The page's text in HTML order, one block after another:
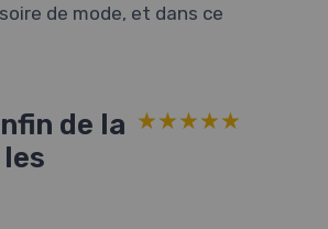
de mode, et dans ce
de la ★★★★★
★★★★★